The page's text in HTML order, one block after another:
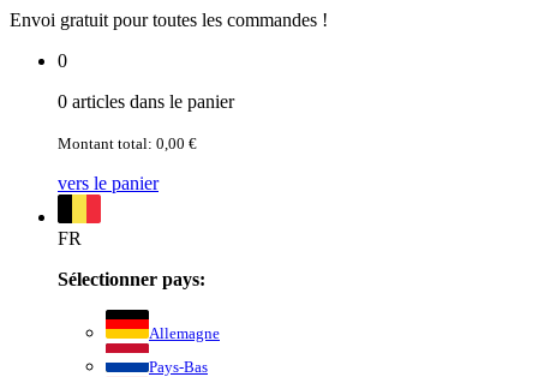
Envoi gratuit pour toutes les commandes !
0
0 articles dans le panier
Montant total: 0,00 €
vers le panier
FR
Sélectionner pays:
Allemagne
Pays-Bas